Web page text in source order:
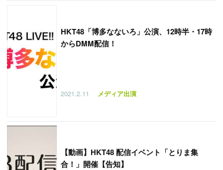
HKT48「博多なないろ」公演、12時半・17時
からDMM配信！
2021.2.11 メディア出演
【動画】HKT48 配信イベント「とりま集
合！」開催【告知】